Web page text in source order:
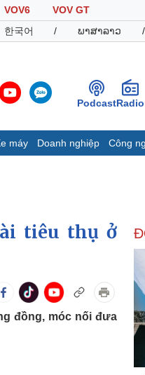
VOV6
VOV GT
한국어 / ພາສາລາວ /
PodcastRadio
máy Doanh nghiệp Công
Doanh nghiệp
Thông tin
Doanh
Doanh nhân
tiêu thụ ở
đồng, móc nối đưa